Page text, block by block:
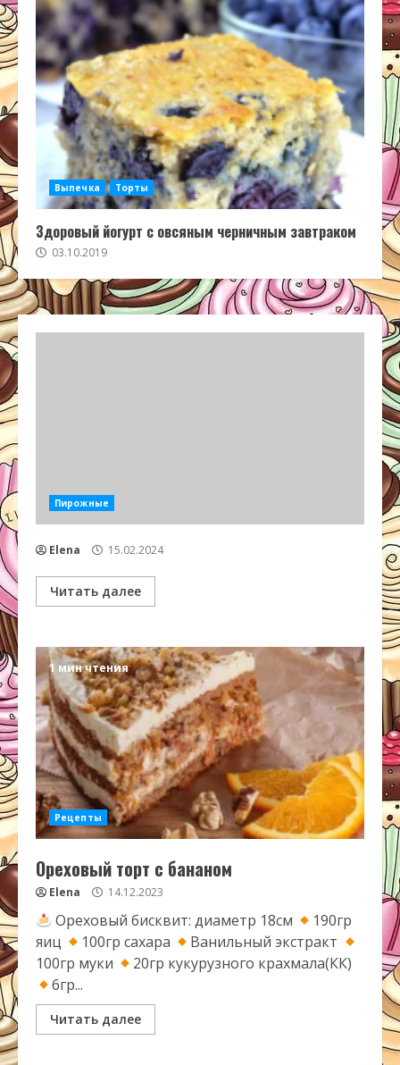
Выпечка Торты
Здоровый йогурт с овсяным черничным завтраком
03.10.2019
Пирожные
Elena 15.02.2024
Читать далее
1 мин чтения
Рецепты
Ореховый торт с бананом
Elena 14.12.2023
Ореховый бисквит: диаметр 18см
190гр
яиц
100гр сахара
Ванильный экстракт
100гр муки
20гр кукурузного крахмала(КК)
6гр...
Читать далее